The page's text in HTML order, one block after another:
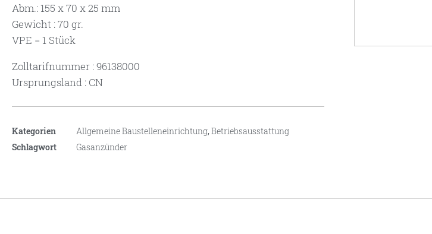
Abm.: 155 x 70 x 25 mm
Gewicht : 70 gr.
VPE = 1 Stück
Zolltarifnummer : 96138000
Ursprungsland : CN
Kategorien Allgemeine Baustelleneinrichtung,Betriebsausstattung
Schlagwort
Gasanzünder